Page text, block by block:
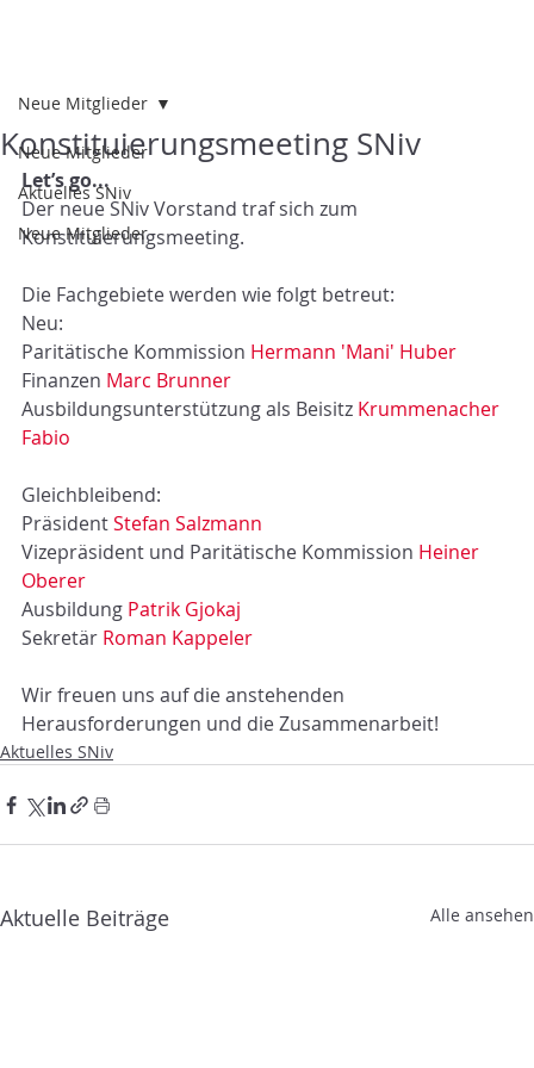
Neue Mitglieder
Aktuelles SNiv
Neue Mitglieder
Neue Mitglieder
Konstituierungsmeeting SNiv
Let’s go...
Der neue SNiv Vorstand traf sich zum
Konstituierungsmeeting.
Die Fachgebiete werden wie folgt betreut:
Neu:
Paritätische Kommission Hermann 'Mani' Huber
Finanzen Marc Brunner
Ausbildungsunterstützung als Beisitz Krummenacher
Fabio
Gleichbleibend:
Präsident Stefan Salzmann
Vizepräsident und Paritätische Kommission Heiner
Oberer
Ausbildung Patrik Gjokaj
Sekretär Roman Kappeler
Wir freuen uns auf die anstehenden
Herausforderungen und die Zusammenarbeit!
Aktuelles SNiv
Aktuelle Beiträge Alle ansehen